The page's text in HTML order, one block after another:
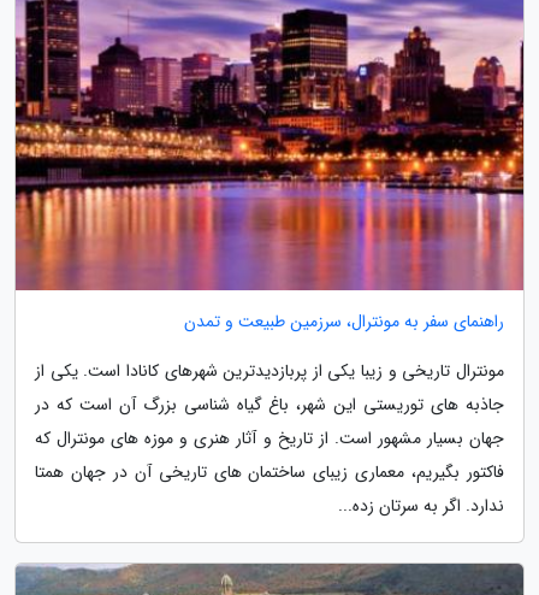
راهنمای سفر به مونترال، سرزمین طبیعت و تمدن
مونترال تاریخی و زیبا یکی از پربازدیدترین شهرهای کانادا است. یکی از
جاذبه های توریستی این شهر، باغ گیاه شناسی بزرگ آن است که در
جهان بسیار مشهور است. از تاریخ و آثار هنری و موزه های مونترال که
فاکتور بگیریم، معماری زیبای ساختمان های تاریخی آن در جهان همتا
ندارد. اگر به سرتان زده...